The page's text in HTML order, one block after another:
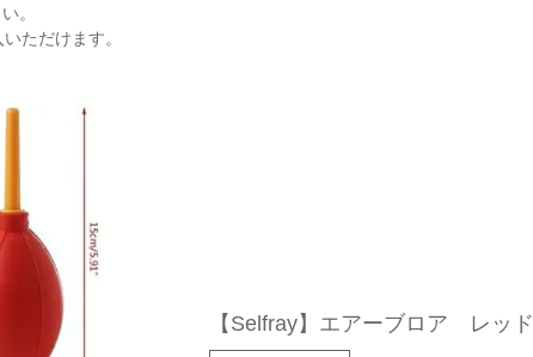
。
ただけます。
【Selfray】エアーブロア レッド